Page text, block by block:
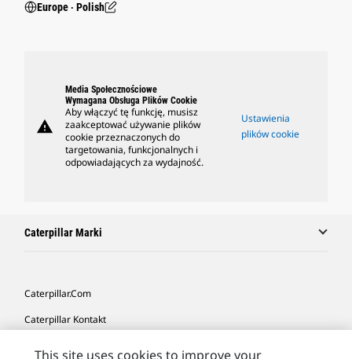
Europe ‧ Polish
warning
Media Społecznościowe
Wymagana Obsługa Plików Cookie
Aby włączyć tę funkcję, musisz
zaakceptować używanie plików
cookie przeznaczonych do
targetowania, funkcjonalnych i
odpowiadających za wydajność.
Ustawienia
plików cookie
Caterpillar Marki
Caterpillar.com
Caterpillar Kontakt
This site uses cookies to improve your